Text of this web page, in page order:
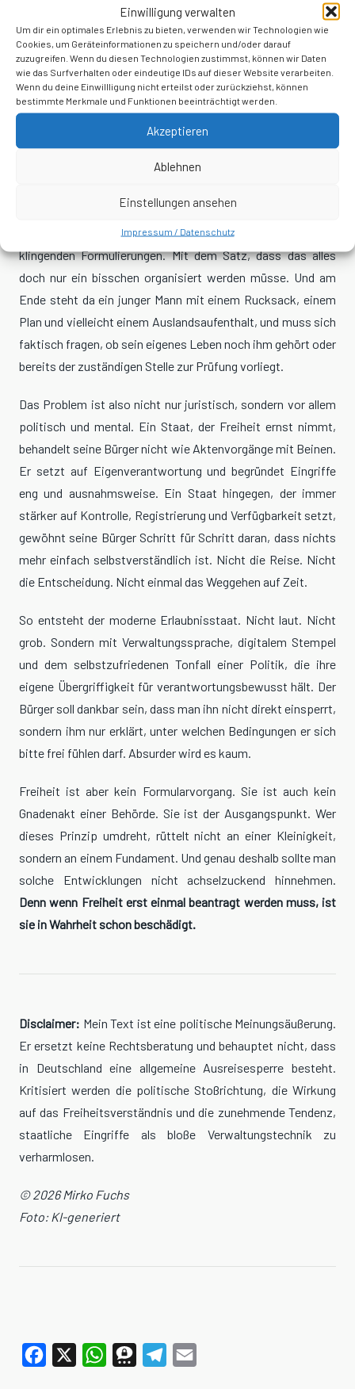
Einwilligung verwalten
Um dir ein optimales Erlebnis zu bieten, verwenden wir Technologien wie
Cookies, um Geräteinformationen zu speichern und/oder darauf
zuzugreifen. Wenn du diesen Technologien zustimmst, können wir Daten
wie das Surfverhalten oder eindeutige IDs auf dieser Website verarbeiten.
Wenn du deine Einwillligung nicht erteilst oder zurückziehst, können
bestimmte Merkmale und Funktionen beeinträchtigt werden.
Akzeptieren
Ablehnen
Einstellungen ansehen
Impressum / Datenschutz
behandeln, dann ist die Grenze längst verschoben worden.
Nicht mehr die Behörde muss im Ausnahmefall besonders
begründen, warum sie eingreifen will. Plötzlich muss der
Bürger begründen, warum er einfach sein Leben leben
möchte. Und genau das ist ein zivilisatorischer Rückschritt,
Wer das für überzogen hält, verkennt das Muster.
Paukenschlag. Sie beginnen mit kleinen Verschiebungen. Mit
verwaltungstechnischen Nebensätzen. Mit freundlich
klingenden Formulierungen. Mit dem Satz, dass das alles
doch nur ein bisschen organisiert werden müsse. Und am
Ende steht da ein junger Mann mit einem Rucksack, einem
Plan und vielleicht einem Auslandsaufenthalt, und muss sich
faktisch fragen, ob sein eigenes Leben noch ihm gehört oder
bereits der zuständigen Stelle zur Prüfung vorliegt.
Das Problem ist also nicht nur juristisch, sondern vor allem
politisch und mental. Ein Staat, der Freiheit ernst nimmt,
behandelt seine Bürger nicht wie Aktenvorgänge mit Beinen.
Er setzt auf Eigenverantwortung und begründet Eingriffe
eng und ausnahmsweise. Ein Staat hingegen, der immer
stärker auf Kontrolle, Registrierung und Verfügbarkeit setzt,
gewöhnt seine Bürger Schritt für Schritt daran, dass nichts
mehr einfach selbstverständlich ist. Nicht die Reise. Nicht
die Entscheidung. Nicht einmal das Weggehen auf Zeit.
So entsteht der moderne Erlaubnisstaat. Nicht laut. Nicht
grob. Sondern mit Verwaltungssprache, digitalem Stempel
und dem selbstzufriedenen Tonfall einer Politik, die ihre
eigene Übergriffigkeit für verantwortungsbewusst hält. Der
Bürger soll dankbar sein, dass man ihn nicht direkt einsperrt,
sondern ihm nur erklärt, unter welchen Bedingungen er sich
bitte frei fühlen darf. Absurder wird es kaum.
Freiheit ist aber kein Formularvorgang. Sie ist auch kein
Gnadenakt einer Behörde. Sie ist der Ausgangspunkt. Wer
dieses Prinzip umdreht, rüttelt nicht an einer Kleinigkeit,
sondern an einem Fundament. Und genau deshalb sollte man
solche Entwicklungen nicht achselzuckend hinnehmen.
Denn wenn Freiheit erst einmal beantragt werden muss, ist
sie in Wahrheit schon beschädigt.
Disclaimer: Mein Text ist eine politische Meinungsäußerung.
Er ersetzt keine Rechtsberatung und behauptet nicht, dass
in Deutschland eine allgemeine Ausreisesperre besteht.
Kritisiert werden die politische Stoßrichtung, die Wirkung
auf das Freiheitsverständnis und die zunehmende Tendenz,
staatliche Eingriffe als bloße Verwaltungstechnik zu
verharmlosen.
© 2026 Mirko Fuchs
Foto: KI-generiert
Facebook WhatsAppThreemaTelegram